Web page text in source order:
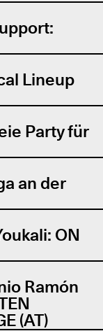
Lineup
Party für
an der
ON
Ramón
(AT)